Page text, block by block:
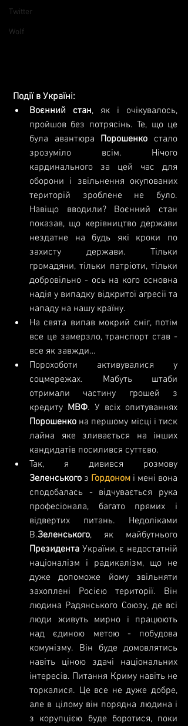
Twitter
Wolf
Події в Україні:
Воєнний стан, як і очікувалось,
пройшов без потрясінь. Те, що це
була авантюра Порошенко стало
зрозуміло всім. Нічого
кардинального за цей час для
оборони і звільнення окупованих
територій зроблене не було.
Навіщо вводили? Воєнний стан
показав, що керівництво держави
нездатне на будь які кроки по
захисту держави. Тільки
громадяни, тільки патріоти, тільки
добровільно - ось на кого основна
надія у випадку відкритої агресії та
нападу на нашу країну.
На свята випав мокрий сніг, потім
все це замерзло, транспорт став -
все як завжди…
Порохоботи активувалися у
соцмережах. Мабуть штаби
отримали частину грошей з
кредиту МВФ
Порошенко на першому місці і тиск
лайна яке зливається на інших
кандидатів посилився суттєво.
Зеленського з Гордоном і мені вона
сподобалась - відчувається рука
професіонала, багато прямих і
відвертих питань. Недоліками
В.Зеленського
Президента України, є недостатній
націоналізм і радикалізм, що не
дуже допоможе йому звільняти
захоплені Росією території. Він
людина Радянського Союзу, де всі
люди живуть мирно і працюють
над єдиною метою - побудова
комунізму. Він буде домовлятись
навіть ціною здачі національних
інтересів. Питання Криму навіть не
торкалися. Це все не дуже добре,
але в цілому він порядна людина і
з корупцією буде боротися, поки